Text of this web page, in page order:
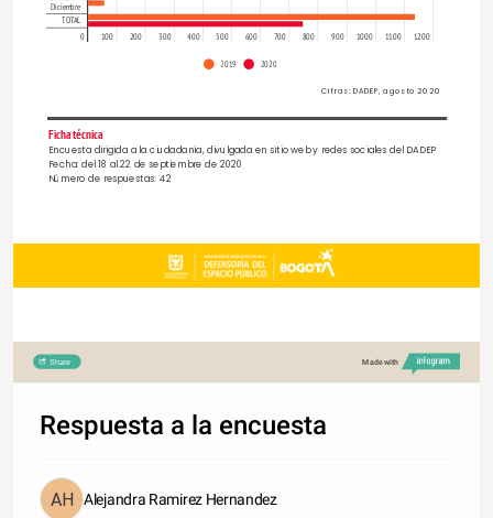
Diciembre
TOTAL
0 100 200 300 400 500 600 700 800 900 1000 1100 1200
2019 2020
Cifras: DADEP, agosto 2020
Ficha técnica
Encuesta dirigida a la ciudadanía, divulgada en sitio web y redes sociales del DADEP
Fecha: del 18 al 22 de septiembre de 2020
Número de respuestas: 42
Share Made with
Respuesta a la encuesta
Alejandra Ramirez Hernandez